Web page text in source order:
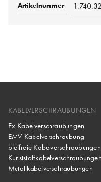
KABELVERSCHRAUBUNGEN
Ex Kabelverschraubungen
EMV Kabelverschraubung
bleifreie Kabelverschraubungen
Kunststoffkabelverschraubungen
Metallkabelverschraubungen